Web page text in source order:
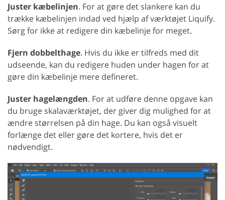
Juster kæbelinjen. For at gøre det slankere kan du
trække kæbelinjen indad ved hjælp af værktøjet Liquify.
Sørg for ikke at redigere din kæbelinje for meget.
Fjern dobbelthage. Hvis du ikke er tilfreds med dit
udseende, kan du redigere huden under hagen for at
gøre din kæbelinje mere defineret.
Juster hagelængden. For at udføre denne opgave kan
du bruge skalaværktøjet, der giver dig mulighed for at
ændre størrelsen på din hage. Du kan også visuelt
forlænge det eller gøre det kortere, hvis det er
nødvendigt.